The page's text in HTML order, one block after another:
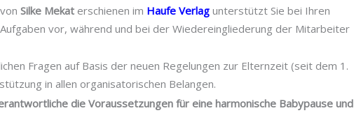
von Silke Mekaterschienen im Haufe Verlag unterstützt Sie bei Ihren
Aufgaben vor, während und bei der Wiedereingliederung der Mitarbeiter
Fragen auf Basis der neuen Regelungen zur Elternzeit (seit dem 1.
in allen organisatorischen Belangen.
die Voraussetzungen für eine harmonische Babypause und